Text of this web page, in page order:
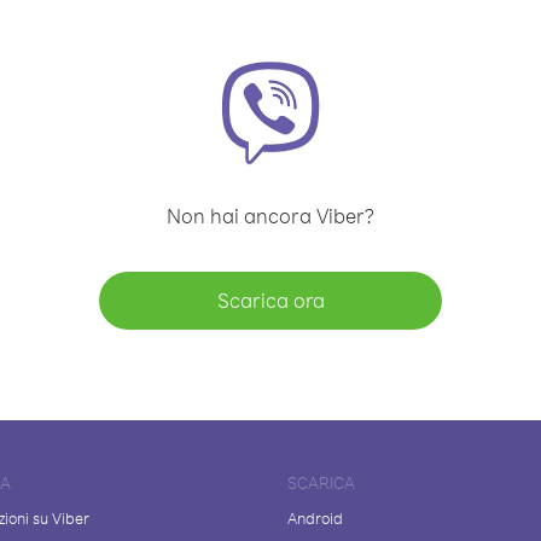
Non hai ancora Viber?
Scarica ora
su Viber
SCARICA
Android